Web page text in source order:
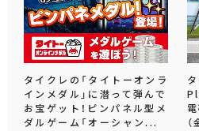
タイクレの「タイトーオンラ
インメダル」に潜って弾んで
お宝ゲット！ピンパネル型メ
ダルゲーム「オーシャン...